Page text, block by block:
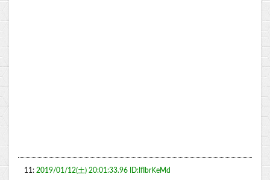
11: 2019/01/12(土) 20:01:33.96 ID:IfIbrKeMd